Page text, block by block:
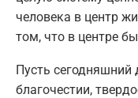
человека в центр
том, что в центре
Пусть сегодняшний
благочестии,